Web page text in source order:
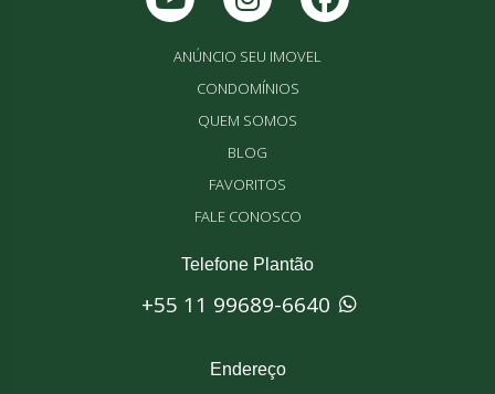
ANÚNCIO SEU IMOVEL
CONDOMÍNIOS
QUEM SOMOS
BLOG
FAVORITOS
FALE CONOSCO
Telefone Plantão
+55 11 99689-6640
Endereço